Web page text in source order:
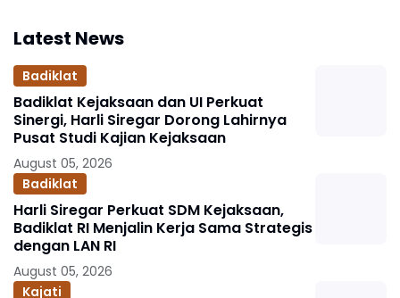
Latest News
Badiklat
Badiklat Kejaksaan dan UI Perkuat
Sinergi, Harli Siregar Dorong Lahirnya
Pusat Studi Kajian Kejaksaan
August 05, 2026
Badiklat
Harli Siregar Perkuat SDM Kejaksaan,
Badiklat RI Menjalin Kerja Sama Strategis
dengan LAN RI
August 05, 2026
Kajati